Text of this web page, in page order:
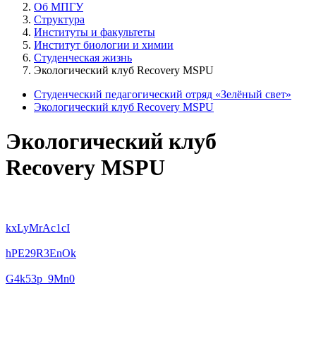
Об МПГУ
Структура
Институты и факультеты
Институт биологии и химии
Студенческая жизнь
Экологический клуб Recovery MSPU
Студенческий педагогический отряд «Зелёный свет»
Экологический клуб Recovery MSPU
Экологический клуб
Recovery MSPU
kxLyMrAc1cI
hPE29R3EnOk
G4k53p_9Mn0